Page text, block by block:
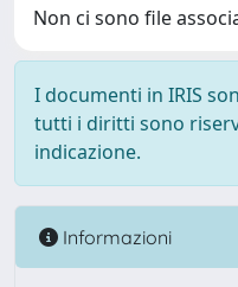
Non ci sono file
I documenti in IRIS
tutti i diritti sono
indicazione.
Informazioni